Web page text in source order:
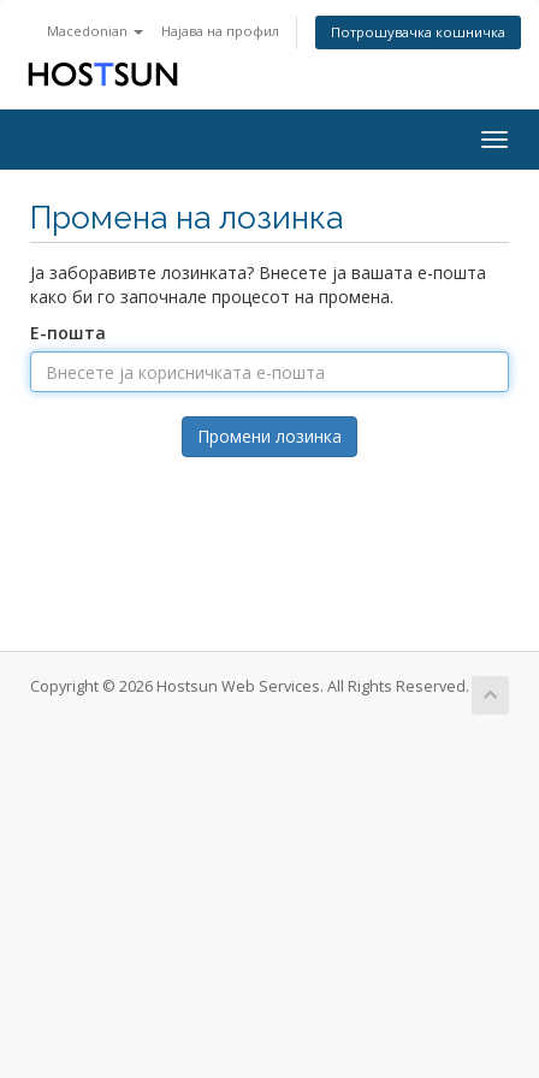
Macedonian Најава на профил Потрошувачка кошничка
Промена на лозинка
Ја заборавивте лозинката? Внесете ја вашата е-пошта
како би го започнале процесот на промена.
Е-пошта
Промени лозинка
Copyright © 2026 Hostsun Web Services. All Rights Reserved.